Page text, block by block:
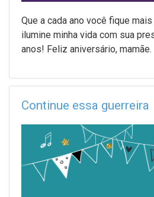
Que a cada ano você fique
ilumine minha vida com sua
anos! Feliz aniversário, mamãe.
Continue essa guerreira